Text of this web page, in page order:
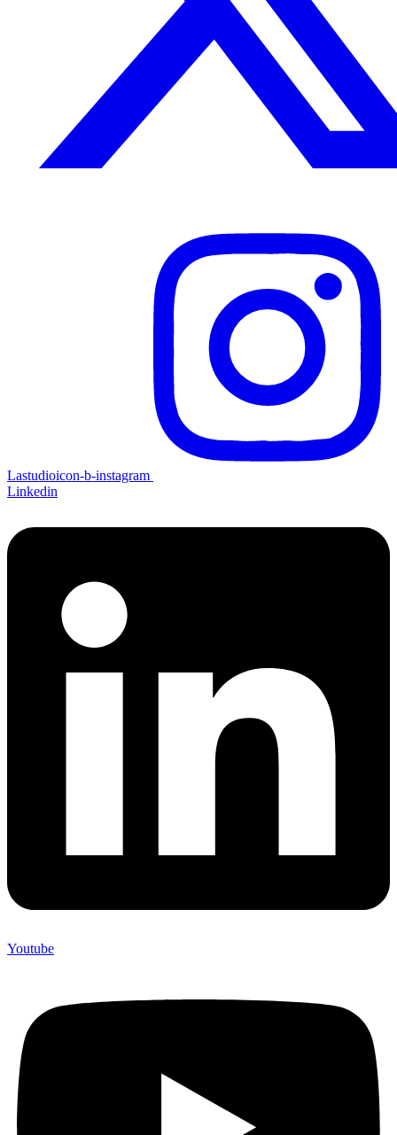
Lastudioicon-b-instagram
Linkedin
Youtube